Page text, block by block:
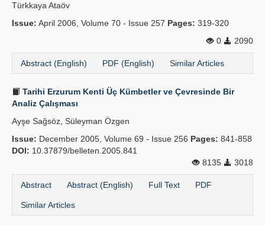
Türkkaya Ataöv
Issue: April 2006, Volume 70 - Issue 257 Pages: 319-320
0
2090
Abstract (English) PDF (English) Similar Articles
Tarihi Erzurum Kenti Üç Kümbetler ve Çevresinde Bir
Analiz Çalışması
Ayşe Sağsöz, Süleyman Özgen
Issue: December 2005, Volume 69 - Issue 256 Pages: 841-858
DOI: 10.37879/belleten.2005.841
8135
3018
Abstract Abstract (English) Full Text PDF
Similar Articles